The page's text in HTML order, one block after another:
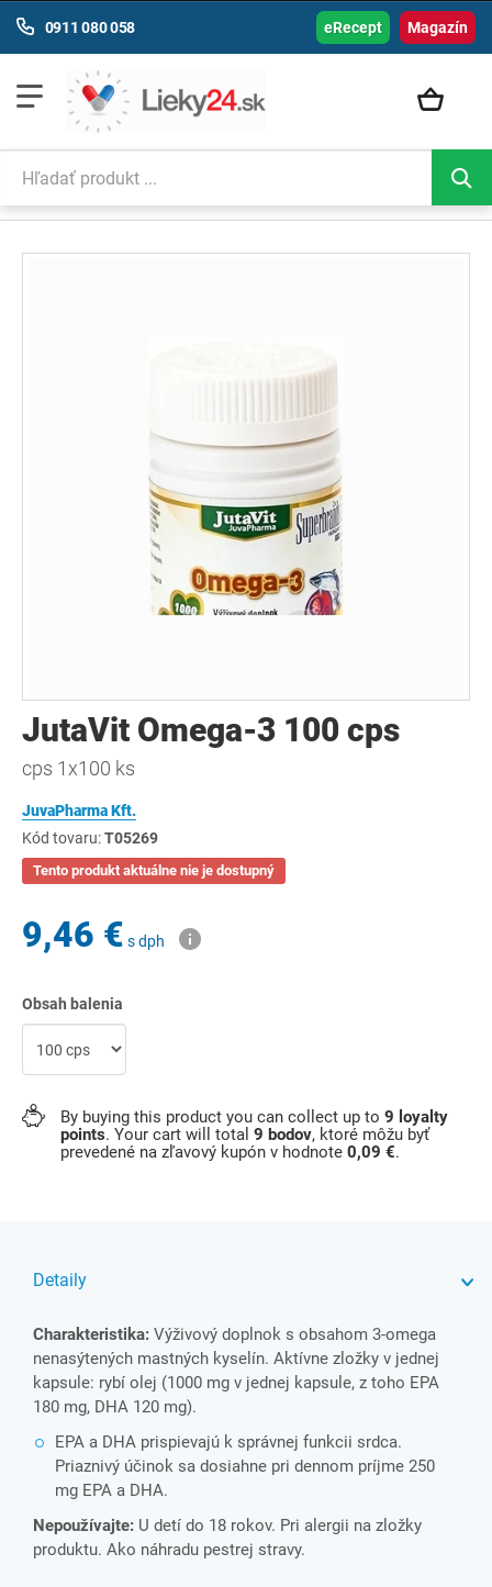
Magazín
0911 080 058 eRecept
JutaVit Omega-3 100 cps
cps 1x100 ks
JuvaPharma Kft.
Kód tovaru:T05269
Tento produkt aktuálne nie je dostupný
9,46 € s dph
Obsah balenia
By buying this product you can collect up to 9 loyalty
points. Your cart will total 9 bodov, ktoré môžu byť
prevedené na zľavový kupón v hodnote 0,09 €.
Detaily
Charakteristika: Výživový doplnok s obsahom 3-omega
nenasýtených mastných kyselín. Aktívne zložky v jednej
kapsule: rybí olej (1000 mg v jednej kapsule, z toho EPA
180 mg, DHA 120 mg).
EPA a DHA prispievajú k správnej funkcii srdca.
Priaznivý účinok sa dosiahne pri dennom príjme 250
mg EPA a DHA.
Nepoužívajte: U detí do 18 rokov. Pri alergii na zložky
produktu. Ako náhradu pestrej stravy.